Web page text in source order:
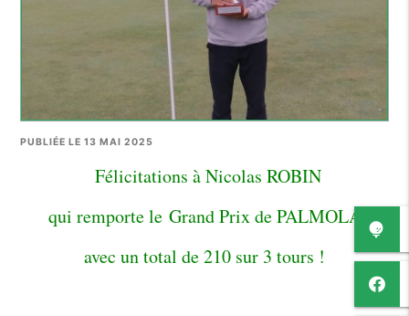
PUBLIÉE LE 13 MAI 2025
Félicitations à Nicolas ROBIN
qui remporte le Grand Prix de PALMOLA
avec un total de 210 sur 3 tours !